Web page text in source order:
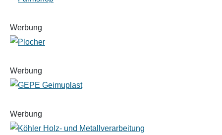
Werbung
Werbung
Werbung